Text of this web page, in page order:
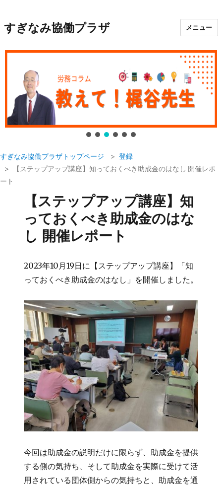
すぎなみ協働プラザ メニュー
すぎなみ協働プラザトップページ
登録
【ステップアップ講座】知っておくべき助成金のはなし 開催レポ
ート
【ステップアップ講座】知
っておくべき助成金のはな
し 開催レポート
2023年10月19日に【ステップアップ講座】「知
っておくべき助成金のはなし」を開催しました。
今回は助成金の説明だけに限らず、助成金を提供
する側の気持ち、そして助成金を実際に受けて活
用されている団体側からの気持ちと、助成金を通